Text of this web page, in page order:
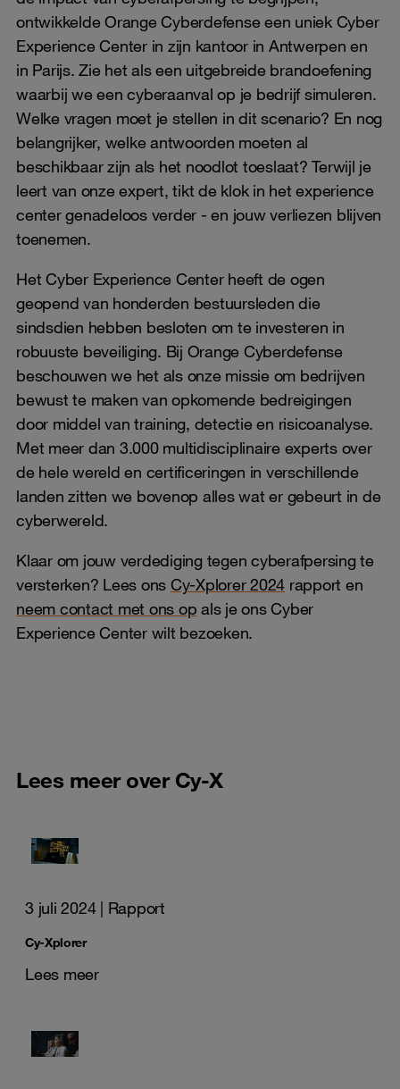
ontwikkelde Orange Cyberdefense een uniek Cyber
Experience Center in zijn kantoor in Antwerpen en
in Parijs. Zie het als een uitgebreide brandoefening
waarbij we een cyberaanval op je bedrijf simuleren.
Welke vragen moet je stellen in dit scenario? En nog
belangrijker, welke antwoorden moeten al
beschikbaar zijn als het noodlot toeslaat? Terwijl je
leert van onze expert, tikt de klok in het experience
center genadeloos verder - en jouw verliezen blijven
toenemen.
Het Cyber Experience Center heeft de ogen
geopend van honderden bestuursleden die
sindsdien hebben besloten om te investeren in
robuuste beveiliging. Bij Orange Cyberdefense
beschouwen we het als onze missie om bedrijven
bewust te maken van opkomende bedreigingen
door middel van training, detectie en risicoanalyse.
Met meer dan 3.000 multidisciplinaire experts over
de hele wereld en certificeringen in verschillende
landen zitten we bovenop alles wat er gebeurt in de
cyberwereld.
Klaar om jouw verdediging tegen cyberafpersing te
versterken? Lees ons Cy-Xplorer 2024 rapport en
neem contact met ons op als je ons Cyber
Experience Center wilt bezoeken.
Lees meer over Cy-X
3 juli 2024| Rapport
Cy-Xplorer
Lees meer